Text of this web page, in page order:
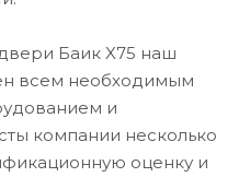
Баик X75 наш
всем необходимым
и
компании несколько
оценку и